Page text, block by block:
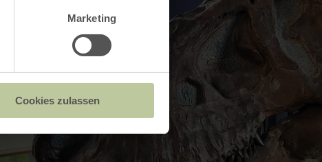
Marketing
Cookies zulassen